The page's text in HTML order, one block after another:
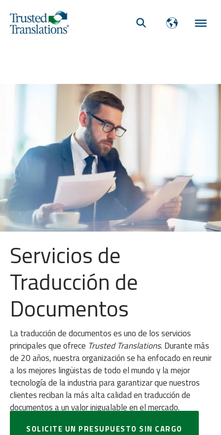
Servicios de
Traducción de
Documentos
La traducción de documentos es uno de los servicios
principales que ofrece Trusted Translations. Durante más
de 20 años, nuestra organización se ha enfocado en reunir
a los mejores lingüistas de todo el mundo y la mejor
tecnología de la industria para garantizar que nuestros
clientes reciban la más alta calidad en traducción de
documentos a un valor inigualable en el mercado.
SOLICITE UN PRESUPUESTO SIN CARGO